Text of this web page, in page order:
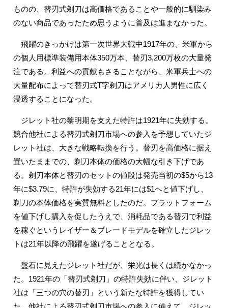
ものの、替刃式剃刀は高価格であることや一般的に馴染み
のない商品であったため思うように普及は進まなかった。
飛躍のきっかけは第一次世界大戦中1917年の、米軍から
の個人用標準装備用本体350万本、替刃3,200万枚の大量発
注である。利益への貢献もさることながら、米軍兵士への
大量配布によって替刃式T字剃刀はアメリカ人男性に広く
浸透することになった。
ジレット社の黎明期を支えた特許は1921年に失効する。
競合他社による替刃式剃刀市場への参入を予想していたジ
レット社は、大きな戦略転換を行う。替刃を高価格に据え
置いたままでの、剃刀本体の価格の大幅な引き下げであ
る。剃刀本体と替刃のセットの値段は発売当初の$5から13
年に$3.79に、特許が失効する21年には$1へと値下げし、
剃刀の本体価格を実質無料としたのだ。プラットフォーム
を値下げし購入を促したうえで、消耗品である替刃で利益
を稼ぐというレイザー＆ブレードモデルを確立したジレッ
トは21年以降の飛躍を遂げることとなる。
盤石に見えたジレット社だが、栄光は長くは続かなかっ
た。1921年の「替刃式剃刀」の特許失効に伴い、ジレット
社は「三つの穴の替刃」という新たな特許を獲得してい
た。他社による替刃式剃刀市場への参入に備えて、ジレッ